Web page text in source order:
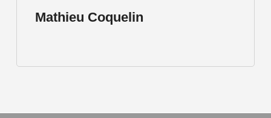
Mathieu Coquelin